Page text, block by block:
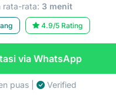
rata-rata: 3 menit
4.9/5 Rating
via WhatsApp
puas | Verified